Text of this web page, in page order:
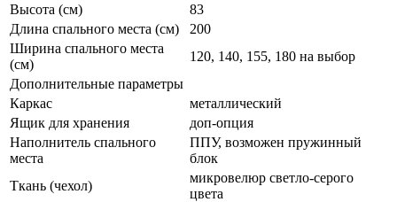
Высота (см)
83
Длина спального места (см)
200
Ширина спального места
(см)
120, 140, 155, 180 на выбор
Дополнительные параметры
Каркас
металлический
Ящик для хранения
доп-опция
Наполнитель спального
места
ППУ, возможен пружинный
блок
Ткань (чехол)
микровелюр светло-серого
цвета